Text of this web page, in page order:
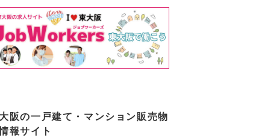
阪の一戸建て・マンション販売物
報サイト